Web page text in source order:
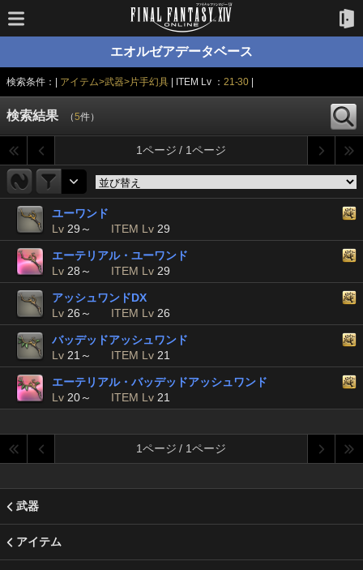
エオルゼアデータベース
検索条件：| アイテム>武器>片手幻具 | ITEM Lv ： 21-30
検索結果 （5件）
1ページ / 1ページ
ユーワンド
Lv 29～ ITEM Lv 29
エーテリアル・ユーワンド
Lv 28～ ITEM Lv 29
アッシュワンドDX
Lv 26～ ITEM Lv 26
バッデッドアッシュワンド
Lv 21～ ITEM Lv 21
エーテリアル・バッデッドアッシュワンド
Lv 20～ ITEM Lv 21
1ページ / 1ページ
武器
アイテム